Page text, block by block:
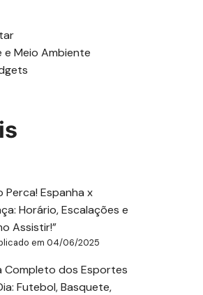
Meio Ambiente
Perca! Espanha x
Horário, Escalações e
Assistir!”
em 04/06/2025
Completo dos Esportes
Futebol, Basquete,